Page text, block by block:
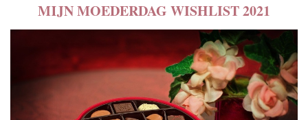
MIJN MOEDERDAG WISHLIST 2021